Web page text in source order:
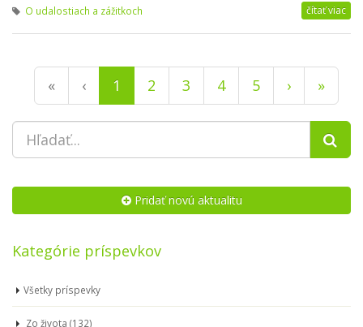
O udalostiach a zážitkoch
čítať viac
« ‹ 1 (current)
2 3 4 5 › »
Pridať novú aktualitu
Kategórie príspevkov
Všetky príspevky
Zo života (132)